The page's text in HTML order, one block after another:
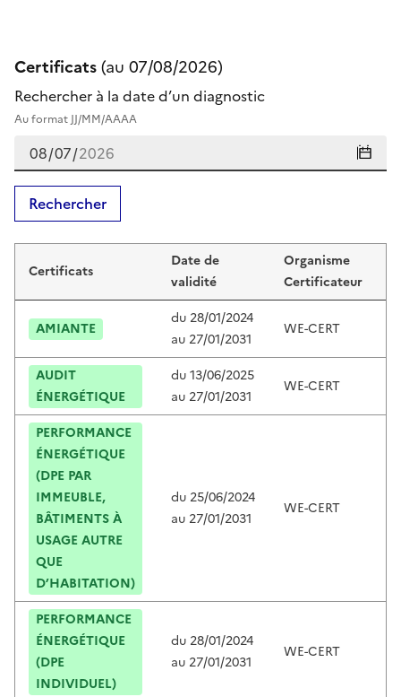
Certificats(au 07/08/2026)
Rechercher à la date d’un diagnostic
Au format JJ/MM/AAAA
Rechercher
Certificats de franck peragnoli
Certificats
Date de
validité
Organisme
Certificateur
AMIANTE
du 28/01/2024
au 27/01/2031
WE-CERT
AUDIT
ÉNERGÉTIQUE
du13/06/2025
au 27/01/2031
WE-CERT
PERFORMANCE
ÉNERGÉTIQUE
(DPE PAR
IMMEUBLE,
BÂTIMENTS À
USAGE AUTRE
QUE
D’HABITATION)
du 25/06/2024
au 27/01/2031
WE-CERT
PERFORMANCE
ÉNERGÉTIQUE
(DPE
INDIVIDUEL)
du 28/01/2024
au 27/01/2031
WE-CERT